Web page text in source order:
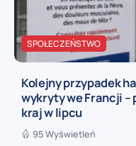
SPOŁECZEŃSTWO
Kolejny przypadek
wykryty we Francji –
kraj w lipcu
95 Wyświetleń